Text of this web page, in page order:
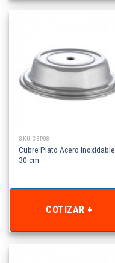
SKU: CBP08
Cubre Plato Acero Inoxidable
30 cm
COTIZAR +